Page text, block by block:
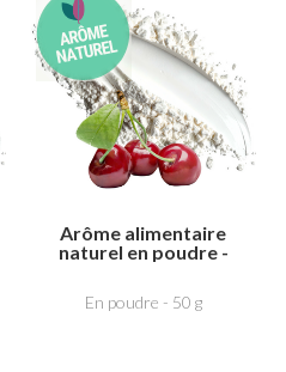
Arôme alimentaire
naturel en poudre -
En poudre - 50 g